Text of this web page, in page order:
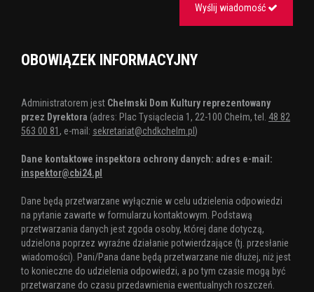
Wyślij wiadomość
OBOWIĄZEK INFORMACYJNY
Administratorem jest Chełmski Dom Kultury reprezentowany
przez Dyrektora (adres: Plac Tysiąclecia 1, 22-100 Chełm, tel. 48 82
563 00 81 , e-mail: sekretariat@chdkchelm.pl )
Dane kontaktowe inspektora ochrony danych: adres e-mail:
inspektor@cbi24.pl
Dane będą przetwarzane wyłącznie w celu udzielenia odpowiedzi
na pytanie zawarte w formularzu kontaktowym. Podstawą
przetwarzania danych jest zgoda osoby, której dane dotyczą,
udzielona poprzez wyraźne działanie potwierdzające (tj. przesłanie
wiadomości). Pani/Pana dane będą przetwarzane nie dłużej, niż jest
to konieczne do udzielenia odpowiedzi, a po tym czasie mogą być
przetwarzane do czasu przedawnienia ewentualnych roszczeń.